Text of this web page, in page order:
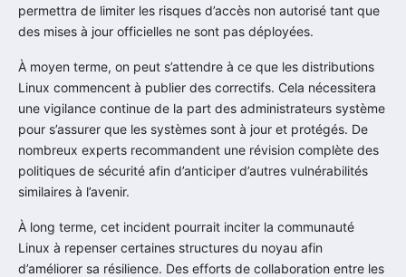
permettra de limiter les risques d’accès non autorisé tant que
des mises à jour officielles ne sont pas déployées.
À moyen terme, on peut s’attendre à ce que les distributions
Linux commencent à publier des correctifs. Cela nécessitera
une vigilance continue de la part des administrateurs système
pour s’assurer que les systèmes sont à jour et protégés. De
nombreux experts recommandent une révision complète des
politiques de sécurité afin d’anticiper d’autres vulnérabilités
similaires à l’avenir.
À long terme, cet incident pourrait inciter la communauté
Linux à repenser certaines structures du noyau afin
d’améliorer sa résilience. Des efforts de collaboration entre les